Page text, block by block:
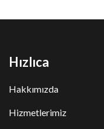
Hızlıca
Hakkımızda
Hizmetlerimiz